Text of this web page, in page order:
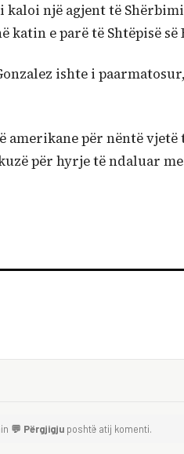
kaloi një agjent të
katin e parë të Shtëpisë së
ishte i
amerikane për nëntë
për hyrje të ndaluar
💬 Përgjigju poshtë atij komenti.